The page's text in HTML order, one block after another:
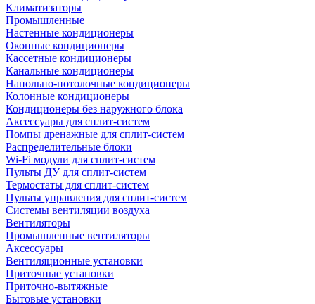
Климатизаторы
Промышленные
Настенные кондиционеры
Оконные кондиционеры
Кассетные кондиционеры
Канальные кондиционеры
Напольно-потолочные кондиционеры
Колонные кондиционеры
Кондиционеры без наружного блока
Аксессуары для сплит-систем
Помпы дренажные для сплит-систем
Распределительные блоки
Wi-Fi модули для сплит-систем
Пульты ДУ для сплит-систем
Термостаты для сплит-систем
Пульты управления для сплит-систем
Системы вентиляции воздуха
Вентиляторы
Промышленные вентиляторы
Аксессуары
Вентиляционные установки
Приточные установки
Приточно-вытяжные
Бытовые установки